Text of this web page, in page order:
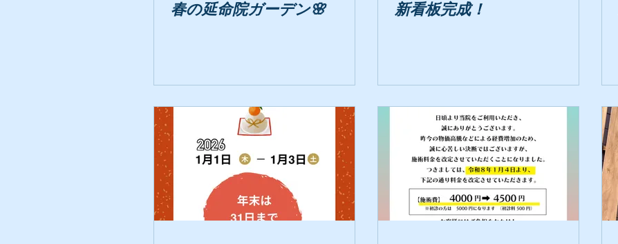
春の延命院ガーデン🌸 新看板完成！